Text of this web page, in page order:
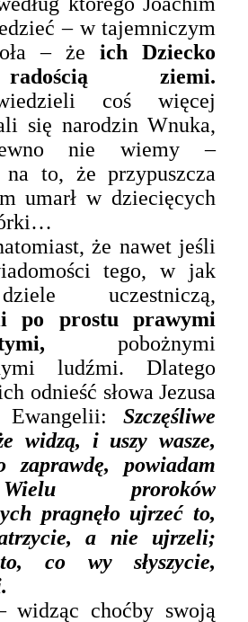
– w tajemniczym
– żeich Dziecko
ziemi.
coś więcej
się narodzin Wnuka,
nie wiemy –
to, że przypuszcza
umarł w dziecięcych
że nawet jeśli
tego, w jak
uczestniczą,
po prostu prawymi
pobożnymi
ludźmi. Dlatego
odnieść słowa Jezusa
Ewangelii:Szczęśliwe
widzą, i uszy wasze,
zaprawdę, powiadam
proroków
pragnęło ujrzeć to,
a nie ujrzeli;
co wy słyszycie,
widząc choćby swoją